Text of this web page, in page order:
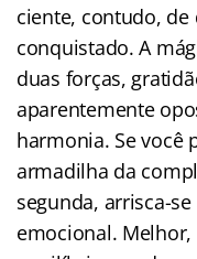
ciente, contudo,
conquistado. A
duas forças,
aparentemente
harmonia. Se você
armadilha da
segunda, arrisca-
emocional.